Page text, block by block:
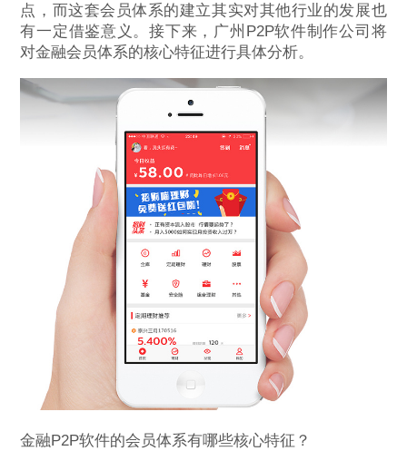
点，而这套会员体系的建立其实对其他行业的发展也
有一定借鉴意义。接下来，广州P2P软件制作公司将
对金融会员体系的核心特征进行具体分析。
金融P2P软件的会员体系有哪些核心特征？